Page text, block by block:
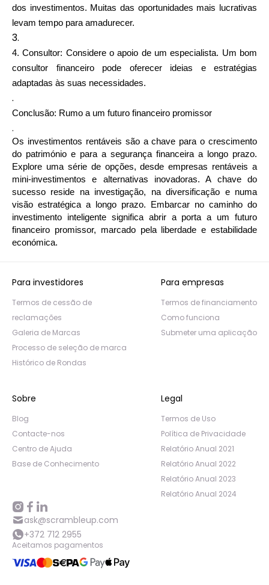
dos investimentos. Muitas das oportunidades mais lucrativas
levam tempo para amadurecer.
3.
4. Consultor: Considere o apoio de um especialista. Um bom
consultor financeiro pode oferecer ideias e estratégias
adaptadas às suas necessidades.
.
Conclusão: Rumo a um futuro financeiro promissor
.
Os investimentos rentáveis são a chave para o crescimento
do património e para a segurança financeira a longo prazo.
Explore uma série de opções, desde empresas rentáveis a
mini-investimentos e alternativas inovadoras. A chave do
sucesso reside na investigação, na diversificação e numa
visão estratégica a longo prazo. Embarcar no caminho do
investimento inteligente significa abrir a porta a um futuro
financeiro promissor, marcado pela liberdade e estabilidade
económica.
Para investidores
Termos de cessão de
reclamações
Galeria de Marcas
Processo de seleção de marca
Histórico de Rondas
Para empresas
Termos de financiamento
Como funciona
Submeter uma aplicação
Sobre
Blog
Contacte-nos
Centro de Ajuda
Base de Conhecimento
Legal
Termos de Uso
Política de Privacidade
Relatório Anual 2021
Relatório Anual 2022
Relatório Anual 2023
Relatório Anual 2024
ask@scrambleup.com
+372 712 2955
Aceitamos pagamentos